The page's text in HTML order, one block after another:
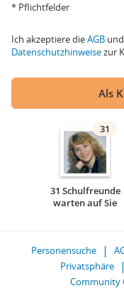
* Pflichtfelder
Ich akzeptiere dieAGB
Datenschutzhinweisezur
Als
31
31 Schulfreunde
warten auf Sie
Personensuche
Privatsphäre
Community